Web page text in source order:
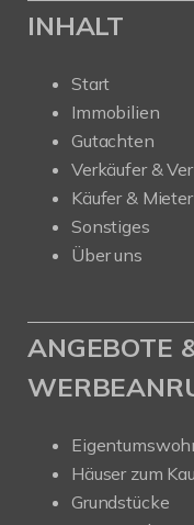
INHALT
Start
Immobilien
Gutachten
Verkäufer &
Käufer & Mieter
Sonstiges
Über uns
ANGEBOTE
Häuser zum
Grundstücke